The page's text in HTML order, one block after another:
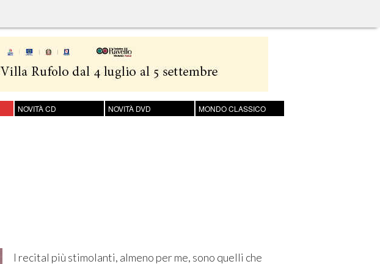
NOVITÀ CD NOVITÀ DVD MONDO CLASSICO
I recital più stimolanti, almeno per me, sono quelli che